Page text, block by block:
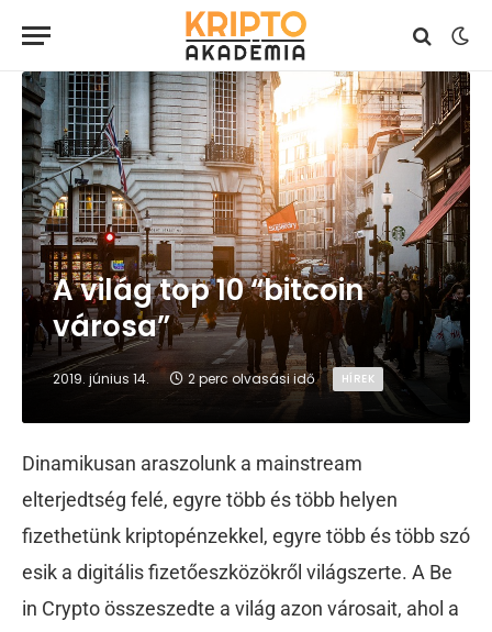
A világ top 10 “bitcoin
városa”
2019. június 14. 2 perc olvasási idő HÍREK
Dinamikusan araszolunk a mainstream
elterjedtség felé, egyre több és több helyen
fizethetünk kriptopénzekkel, egyre több és több szó
esik a digitális fizetőeszközökről világszerte. A Be
in Crypto összeszedte a világ azon városait, ahol a